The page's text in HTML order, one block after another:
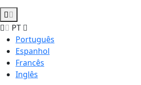
PT
Português
Espanhol
Francês
Inglês